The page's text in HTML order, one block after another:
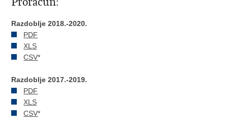
Razdoblje 2018.-2020.
PDF
XLS
CSV*
Razdoblje 2017.-2019.
PDF
XLS
CSV*